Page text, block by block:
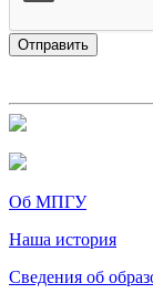
Об МПГУ
Наша история
Сведения об